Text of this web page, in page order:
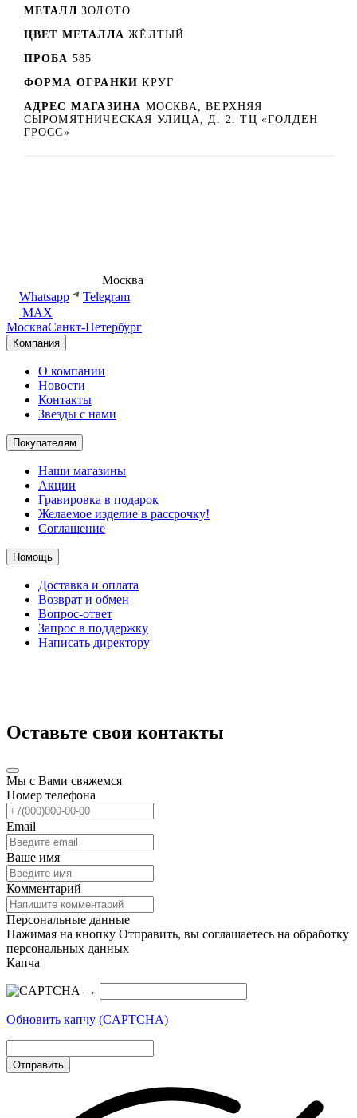
МЕТАЛЛ ЗОЛОТО
ЦВЕТ МЕТАЛЛА ЖЁЛТЫЙ
ПРОБА 585
ФОРМА ОГРАНКИ КРУГ
АДРЕС МАГАЗИНА МОСКВА, ВЕРХНЯЯ
СЫРОМЯТНИЧЕСКАЯ УЛИЦА, Д. 2. ТЦ «ГОЛДЕН
ГРОСС»
Москва
Whatsapp
Telegram
MAX
МоскваСанкт-Петербург
Компания
О компании
Новости
Контакты
Звезды с нами
Покупателям
Наши магазины
Акции
Гравировка в подарок
Желаемое изделие в рассрочку!
Соглашение
Помощь
Доставка и оплата
Возврат и обмен
Вопрос-ответ
Запрос в поддержку
Написать директору
Оставьте свои контакты
Мы с Вами свяжемся
Номер телефона
Email
Ваше имя
Комментарий
Персональные данные
Нажимая на кнопку Отправить, вы соглашаетесь на обработку
персональных данных
Капча
→
Обновить капчу (CAPTCHA)
Отправить